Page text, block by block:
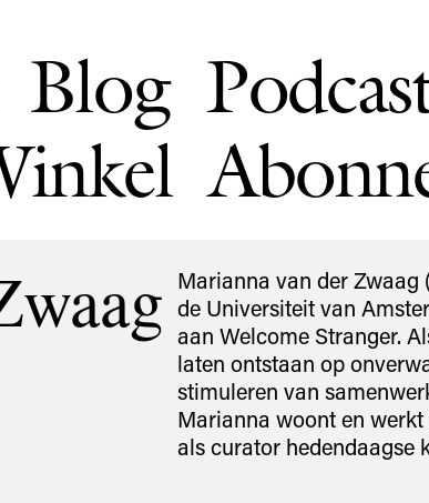
Blog
Marianna van der Zwaag
de Universiteit van
aan Welcome Stranger.
laten ontstaan op
stimuleren van
Marianna woont en
als curator hedendaagse